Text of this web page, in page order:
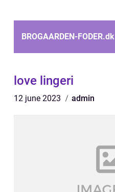
BROGAARDEN-FODER.dk
love lingeri
12 june 2023 admin